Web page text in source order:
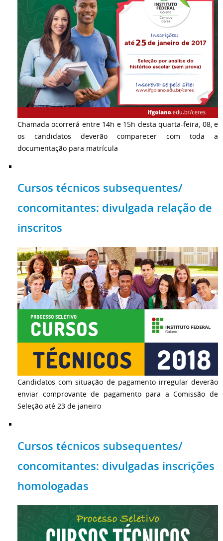
Chamada ocorrerá entre 14h e 15h desta quarta-feira, 08, e
os candidatos deverão comparecer com toda a
documentação para matrícula
Cursos técnicos subsequentes/
concomitantes: divulgada relação de
inscritos
Candidatos com situação de pagamento irregular deverão
enviar comprovante de pagamento para a Comissão de
Seleção até 23 de janeiro
Cursos técnicos subsequentes/
concomitantes: divulgadas inscrições
homologadas